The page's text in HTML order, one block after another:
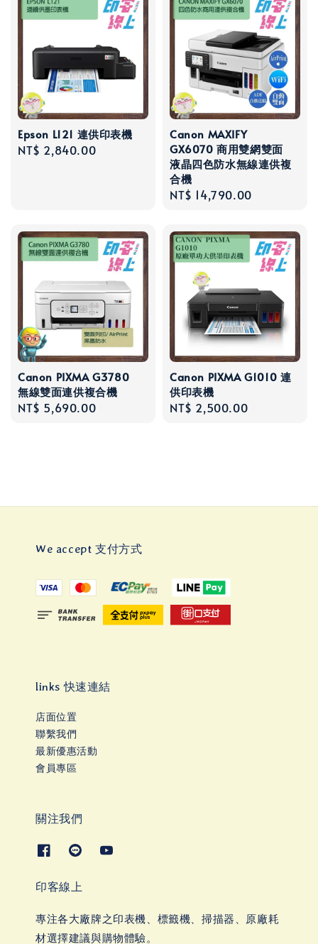
Epson L121 連供印表機
Regular
NT$ 2,840.00
Canon MAXIFY
GX6070 商用雙網雙面
液晶四色防水無線連供複
合機
Regular
NT$ 14,790.00
Canon PIXMA G3780
無線雙面連供複合機
Regular
NT$ 5,690.00
Canon PIXMA G1010 連
供印表機
Regular
NT$ 2,500.00
We accept 支付方式
links 快速連結
店面位置
聯繫我們
最新優惠活動
會員專區
關注我們
印客線上
專注各大廠牌之印表機、標籤機、掃描器、原廠耗
材選擇建議與購物體驗。